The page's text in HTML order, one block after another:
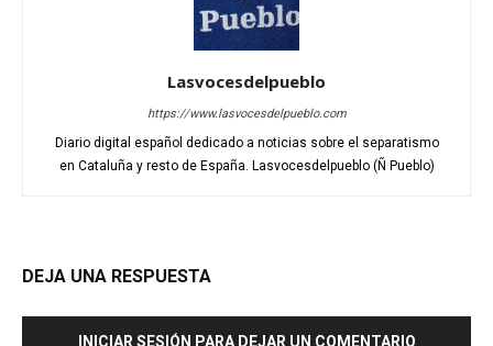
Lasvocesdelpueblo
https://www.lasvocesdelpueblo.com
Diario digital español dedicado a noticias sobre el separatismo
en Cataluña y resto de España. Lasvocesdelpueblo (Ñ Pueblo)
DEJA UNA RESPUESTA
INICIAR SESIÓN PARA DEJAR UN COMENTARIO